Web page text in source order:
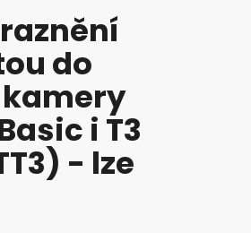
do
kamery
i T3
- lze